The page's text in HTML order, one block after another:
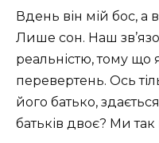
Вдень він мій бос, а
Лише сон. Наш
реальністю, тому що
перевертень. Ось
його батько,
батьків двоє? Ми